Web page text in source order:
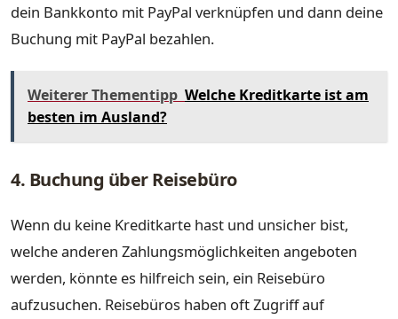
dein Bankkonto mit PayPal verknüpfen und dann deine
Buchung mit PayPal bezahlen.
Weiterer Thementipp Welche Kreditkarte ist am
besten im Ausland?
4. Buchung über Reisebüro
Wenn du keine Kreditkarte hast und unsicher bist,
welche anderen Zahlungsmöglichkeiten angeboten
werden, könnte es hilfreich sein, ein Reisebüro
aufzusuchen. Reisebüros haben oft Zugriff auf